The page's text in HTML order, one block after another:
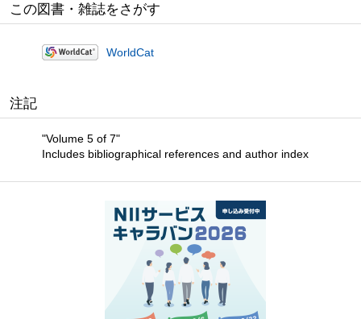
この図書・雑誌をさがす
WorldCat
注記
"Volume 5 of 7"
Includes bibliographical references and author index